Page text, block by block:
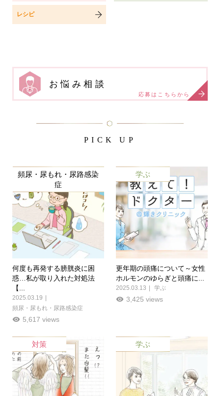
レシピ
お悩み相談
応募はこちらから
PICK UP
頻尿・尿もれ・尿路感染
症
何度も再発する膀胱炎に困
惑…私が取り入れた対処法
【...
2025.03.19
頻尿・尿もれ・尿路感染症
5,617 views
学ぶ
更年期の頭痛について～女性
ホルモンのゆらぎと頭痛に...
2025.03.13 学ぶ
3,425 views
対策 学ぶ